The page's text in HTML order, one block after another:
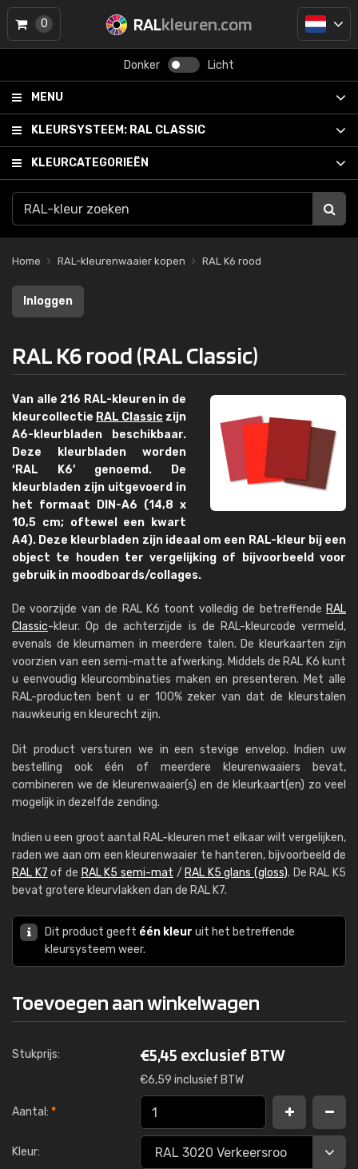
RALkleuren.com
Donker Licht
MENU
KLEURSYSTEEM: RAL CLASSIC
KLEURCATEGORIEËN
0
Home RAL-kleurenwaaier kopen RAL K6 rood
Inloggen
RAL K6 rood (RAL Classic)
Van alle 216 RAL-kleuren in de
kleurcollectie RAL Classic zijn
A6-kleurbladen beschikbaar.
Deze kleurbladen worden
‘RAL K6’ genoemd. De
kleurbladen zijn uitgevoerd in
het formaat DIN-A6 (14,8 x
10,5 cm; oftewel een kwart
A4). Deze kleurbladen zijn ideaal om een RAL-kleur bij een
object te houden ter vergelijking of bijvoorbeeld voor
gebruik in moodboards/collages.
De voorzijde van de RAL K6 toont volledig de betreffende RAL
Classic-kleur. Op de achterzijde is de RAL-kleurcode vermeld,
evenals de kleurnamen in meerdere talen. De kleurkaarten zijn
voorzien van een semi-matte afwerking. Middels de RAL K6 kunt
u eenvoudig kleurcombinaties maken en presenteren. Met alle
RAL-producten bent u er 100% zeker van dat de kleurstalen
nauwkeurig en kleurecht zijn.
Dit product versturen we in een stevige envelop. Indien uw
bestelling ook één of meerdere kleurenwaaiers bevat,
combineren we de kleurenwaaier(s) en de kleurkaart(en) zo veel
mogelijk in dezelfde zending.
Indien u een groot aantal RAL-kleuren met elkaar wilt vergelijken,
raden we aan om een kleurenwaaier te hanteren, bijvoorbeeld de
RAL K7 of de RAL K5 semi-mat / RAL K5 glans (gloss). De RAL K5
bevat grotere kleurvlakken dan de RAL K7.
Dit product geeft één kleur uit het betreffende
kleursysteem weer.
Toevoegen aan winkelwagen
Stukprijs: €5,45 exclusief BTW
€6,59 inclusief BTW
Aantal: *
Kleur: